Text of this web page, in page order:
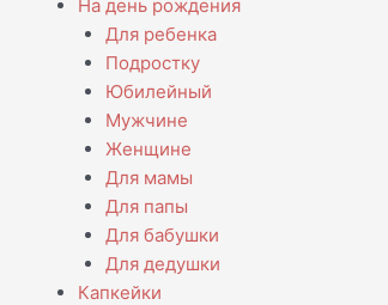
На день рождения
Для ребенка
Подростку
Юбилейный
Мужчине
Женщине
Для мамы
Для папы
Для бабушки
Для дедушки
Капкейки